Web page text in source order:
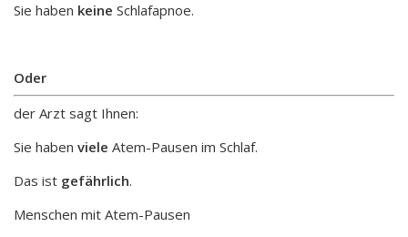
Sie haben keine Schlafapnoe.
Oder
der Arzt sagt Ihnen:
Sie haben viele Atem-Pausen im Schlaf.
Das ist gefährlich.
Menschen mit Atem-Pausen